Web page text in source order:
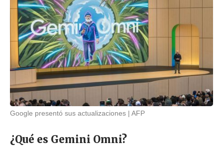
Google presentó sus actualizaciones AFP
¿Qué es Gemini Omni?